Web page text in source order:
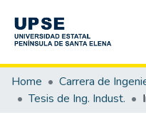
Communities & Collections
All of DSpace
Home
Tesis de Ing. Indust.